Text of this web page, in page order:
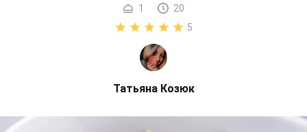
1
20
5
Татьяна Козюк